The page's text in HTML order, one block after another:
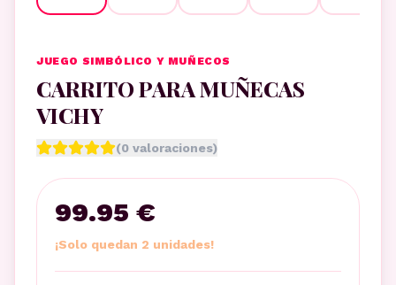
JUEGO SIMBÓLICO Y MUÑECOS
CARRITO PARA MUÑECAS
VICHY
(0 valoraciones)
99.95 €
¡Solo quedan 2 unidades!